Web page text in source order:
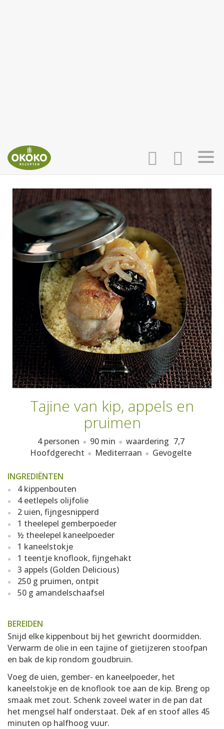
INLOGGEN
AANMELDEN
HOME
RECEPTEN
WEEKMENU'S
KOOKBOEKEN
Tajine van kip, appels en
pruimen
4 personen 90 min waardering 7,7
Hoofdgerecht
Mediterraan Gevogelte
INGREDIËNTEN
4 kippenbouten
4 eetlepels olijfolie
2 uien, fijngesnipperd
1 theelepel gemberpoeder
½ theelepel kaneelpoeder
1 kaneelstokje
1 teentje knoflook, fijngehakt
3 appels (Golden Delicious)
250 g pruimen, ontpit
50 g amandelschaafsel
BEREIDEN
Snijd elke kippenbout bij het gewricht doormidden.
Verwarm de olie in een tajine of gietijzeren stoofpan
en bak de kip rondom goudbruin.
Voeg de uien, gember- en kaneelpoeder, het
kaneelstokje en de knoflook toe aan de kip. Breng op
smaak met zout. Schenk zoveel water in de pan dat
het mengsel half onderstaat. Dek af en stoof alles 45
minuten op halfhoog vuur.